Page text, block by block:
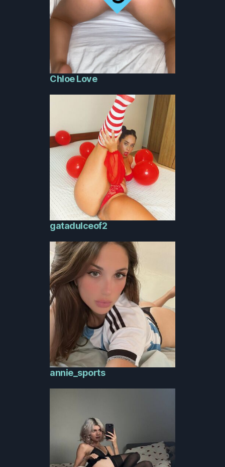
Chloe Love
gatadulceof2
annie_sports